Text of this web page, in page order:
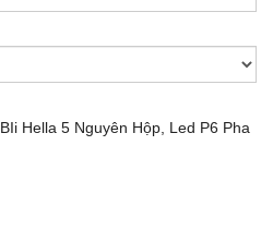
Hella 5 Nguyên Hộp, Led P6 Pha